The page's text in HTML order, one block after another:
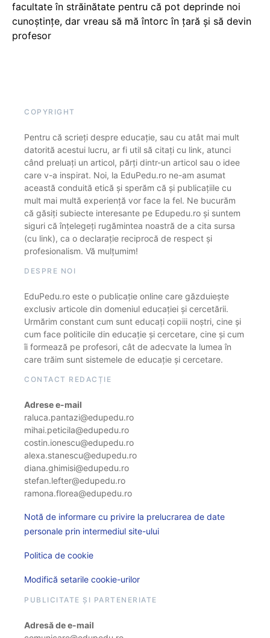
facultate în străinătate pentru că pot deprinde noi
cunoștințe, dar vreau să mă întorc în țară și să devin
profesor
COPYRIGHT
Pentru că scrieți despre educație, sau cu atât mai mult
datorită acestui lucru, ar fi util să citați cu link, atunci
când preluați un articol, părți dintr-un articol sau o idee
care v-a inspirat. Noi, la EduPedu.ro ne-am asumat
această conduită etică și sperăm că și publicațiile cu
mult mai multă experiență vor face la fel. Ne bucurăm
că găsiți subiecte interesante pe Edupedu.ro și suntem
siguri că înțelegeți rugămintea noastră de a cita sursa
(cu link), ca o declarație reciprocă de respect și
profesionalism. Vă mulțumim!
DESPRE NOI
EduPedu.ro este o publicație online care găzduiește
exclusiv articole din domeniul educației și cercetării.
Urmărim constant cum sunt educați copiii noștri, cine și
cum face politicile din educație și cercetare, cine și cum
îi formează pe profesori, cât de adecvate la lumea în
care trăim sunt sistemele de educație și cercetare.
CONTACT REDACȚIE
Adrese e-mail
raluca.pantazi@edupedu.ro
mihai.peticila@edupedu.ro
costin.ionescu@edupedu.ro
alexa.stanescu@edupedu.ro
diana.ghimisi@edupedu.ro
stefan.lefter@edupedu.ro
ramona.florea@edupedu.ro
Notă de informare cu privire la prelucrarea de date
personale prin intermediul site-ului
Politica de cookie
Modifică setarile cookie-urilor
PUBLICITATE ȘI PARTENERIATE
Adresă de e-mail